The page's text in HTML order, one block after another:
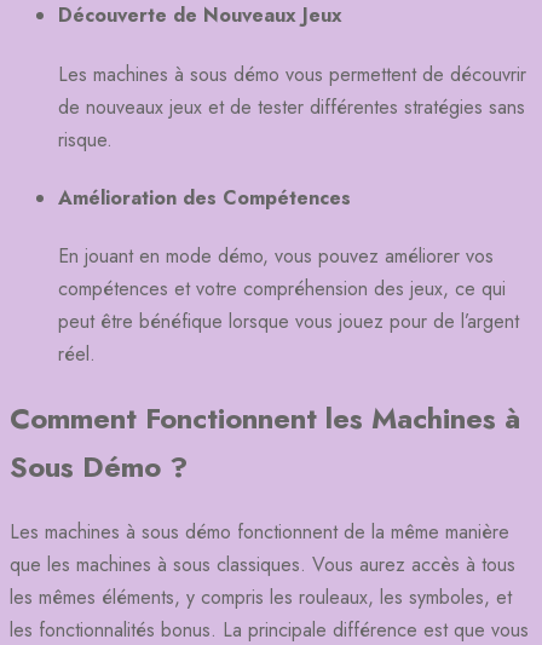
Découverte de Nouveaux Jeux
Les machines à sous démo vous permettent de découvrir
de nouveaux jeux et de tester différentes stratégies sans
risque.
Amélioration des Compétences
En jouant en mode démo, vous pouvez améliorer vos
compétences et votre compréhension des jeux, ce qui
peut être bénéfique lorsque vous jouez pour de l’argent
réel.
Comment Fonctionnent les Machines à
Sous Démo ?
Les machines à sous démo fonctionnent de la même manière
que les machines à sous classiques. Vous aurez accès à tous
les mêmes éléments, y compris les rouleaux, les symboles, et
les fonctionnalités bonus. La principale différence est que vous